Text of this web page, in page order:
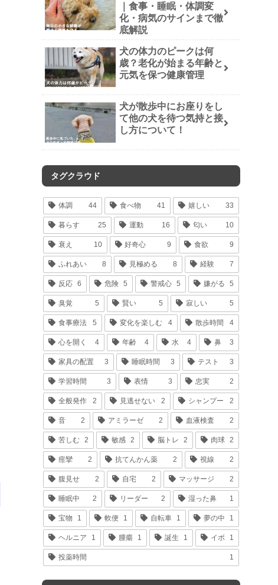
｜食事・睡眠・体調変
化・病気のサインまで徹
底解説
犬の体力のピークは何
歳？老化が始まる年齢と
元気を保つ健康管理
犬が散歩中にお座りをし
て他の犬を待つ気持と接
し方について！
タグクラウド
体調 44 食べ物 41 嬉しい 33
暮らす 25 運動 16 匂い 10
衰え 10 好奇心 9 食欲 9
ふれあい 8 見極める 8 経験 7
反応 6 危険 5 警戒心 5 嫌がる 5
臭覚 5 賢い 5 寂しい 5
食事療法 5 変化を楽しむ 4 散歩時間 4
心を開く 4 年齢 4 水 4 鼻 3
家具の配置 3 睡眠時間 3 テスト 3
学習時間 3 表情 3 忠実 2
全般発作 2 見逃せない 2 シャンプー 2
音 2 アミラーゼ 2 血液検査 2
苦しむ 2 敏感 2 脳トレ 2 肉球 2
痙攣 2 抗てんかん薬 2 視線 2
腹見せ 2 自宅 2 マッサージ 2
睡眠中 2 リーダー 2 湿った鼻 1
宝物 1 軟便 1 自転車 1 夢の中 1
ヘルニア 1 腫瘍 1 誕生 1 イボ 1
投薬時間 1